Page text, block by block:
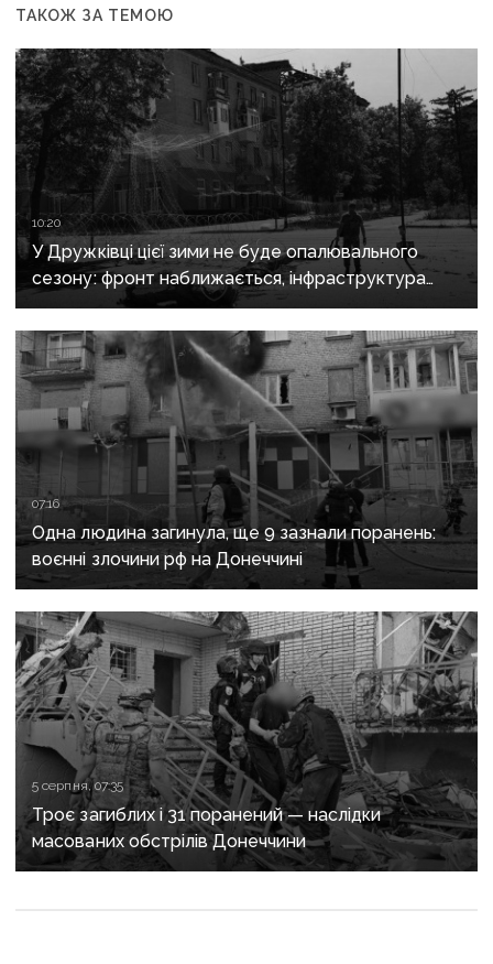
ТАКОЖ ЗА ТЕМОЮ
10:20
У Дружківці цієї зими не буде опалювального
сезону: фронт наближається, інфраструктура
критично зруйнована
07:16
Одна людина загинула, ще 9 зазнали поранень:
воєнні злочини рф на Донеччині
5 серпня, 07:35
Троє загиблих і 31 поранений — наслідки
масованих обстрілів Донеччини